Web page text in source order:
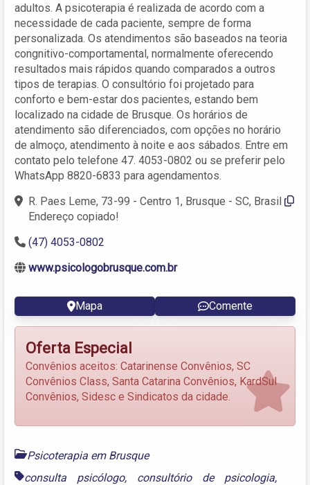
adultos. A psicoterapia é realizada de acordo com a
necessidade de cada paciente, sempre de forma
personalizada. Os atendimentos são baseados na teoria
congnitivo-comportamental, normalmente oferecendo
resultados mais rápidos quando comparados a outros
tipos de terapias. O consultório foi projetado para
conforto e bem-estar dos pacientes, estando bem
localizado na cidade de Brusque. Os horários de
atendimento são diferenciados, com opções no horário
de almoço, atendimento à noite e aos sábados. Entre em
contato pelo telefone 47. 4053-0802 ou se preferir pelo
WhatsApp 8820-6833 para agendamentos.
R. Paes Leme, 73-99 - Centro 1, Brusque - SC, Brasil
Endereço copiado!
(47) 4053-0802
www.psicologobrusque.com.br
Mapa Comente
Oferta Especial
Convênios aceitos: Catarinense Convênios, SC
Convênios Class, Santa Catarina Convênios, KardSul
Convênios, Sidesc e Sindicatos da cidade.
Psicoterapia em Brusque
consulta psicólogo, consultório de psicologia,